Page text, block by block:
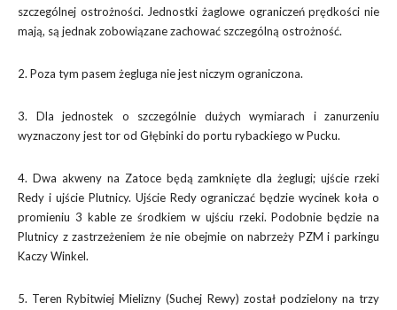
szczególnej ostrożności. Jednostki żaglowe ograniczeń prędkości nie
mają, są jednak zobowiązane zachować szczególną ostrożność.
2. Poza tym pasem żegluga nie jest niczym ograniczona.
3. Dla jednostek o szczególnie dużych wymiarach i zanurzeniu
wyznaczony jest tor od Głębinki do portu rybackiego w Pucku.
4. Dwa akweny na Zatoce będą zamknięte dla żeglugi; ujście rzeki
Redy i ujście Plutnicy. Ujście Redy ograniczać będzie wycinek koła o
promieniu 3 kable ze środkiem w ujściu rzeki. Podobnie będzie na
Plutnicy z zastrzeżeniem że nie obejmie on nabrzeży PZM i parkingu
Kaczy Winkel.
5. Teren Rybitwiej Mielizny (Suchej Rewy) został podzielony na trzy